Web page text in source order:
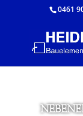
0461